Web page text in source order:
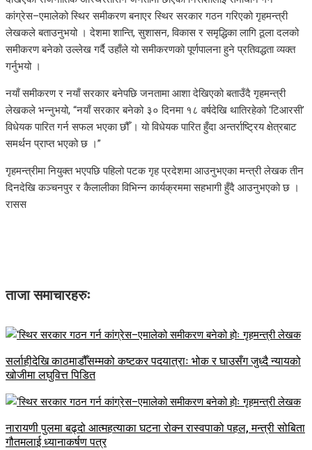
कांग्रेस–एमालेको स्थिर समीकरण बनाएर स्थिर सरकार गठन गरिएको गृहमन्त्री
लेखकले बताउनुभयो । देशमा शान्ति, सुशासन, विकास र समृद्धिका लागि ठूला दलको
समीकरण बनेको उल्लेख गर्दै उहाँले यो समीकरणको पूर्णपालना हुने प्रतिवद्धता व्यक्त
गर्नुभयो ।
नयाँ समीकरण र नयाँ सरकार बनेपछि जनतामा आशा देखिएको बताउँदै गृहमन्त्री
लेखकले भन्नुभयो, “नयाँ सरकार बनेको ३० दिनमा १८ वर्षदेखि थातिरहेको ‘टिआरसी’
विधेयक पारित गर्न सफल भएका छौँ । यो विधेयक पारित हुँदा अन्तर्राष्ट्रिय क्षेत्रबाट
समर्थन प्राप्त भएको छ ।”
गृहमन्त्रीमा नियुक्त भएपछि पहिलो पटक गृह प्रदेशमा आउनुभएका मन्त्री लेखक तीन
दिनदेखि कञ्चनपुर र कैलालीका विभिन्न कार्यक्रममा सहभागी हुँदै आउनुभएको छ ।
रासस
ताजा समाचारहरुः
सर्लाहीदेखि काठमाडौँसम्मको कष्टकर पदयात्राः भोक र घाउसँग जुध्दै न्यायको
खोजीमा लघुवित्त पिडित
नारायणी पुलमा बढ्दो आत्महत्याका घटना रोक्न रास्वपाको पहल, मन्त्री सोबिता
गौतमलाई ध्यानाकर्षण पत्र